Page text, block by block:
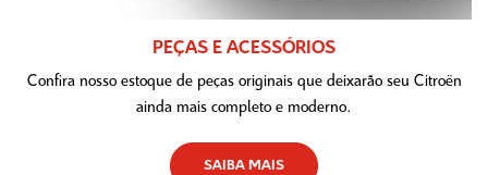
PEÇAS E ACESSÓRIOS
Confira nosso estoque de peças originais que deixarão seu Citroën
ainda mais completo e moderno.
SAIBA MAIS